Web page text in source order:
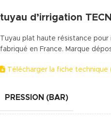
tuyau d’irrigation
Tuyau plat haute résistance
fabriqué en France. Marque
Télécharger la fiche technique
PRESSION (BAR)